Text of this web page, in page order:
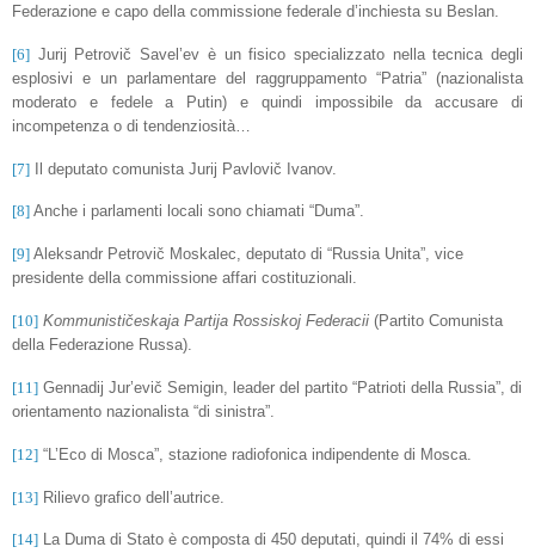
Federazione e capo della commissione federale d’inchiesta su Beslan.
[6] Jurij Petrovič Savel’ev è un fisico specializzato nella tecnica degli
esplosivi e un parlamentare del raggruppamento “Patria” (nazionalista
moderato e fedele a Putin) e quindi impossibile da accusare di
incompetenza o di tendenziosità…
[7] Il deputato comunista Jurij Pavlovič Ivanov.
[8] Anche i parlamenti locali sono chiamati “Duma”.
[9] Aleksandr Petrovič Moskalec, deputato di “Russia Unita”, vice
presidente della commissione affari costituzionali.
[10] Kommunističeskaja Partija Rossiskoj Federacii (Partito Comunista
della Federazione Russa).
[11] Gennadij Jur’evič Semigin, leader del partito “Patrioti della Russia”, di
orientamento nazionalista “di sinistra”.
[12] “L’Eco di Mosca”, stazione radiofonica indipendente di Mosca.
[13] Rilievo grafico dell’autrice.
[14] La Duma di Stato è composta di 450 deputati, quindi il 74% di essi